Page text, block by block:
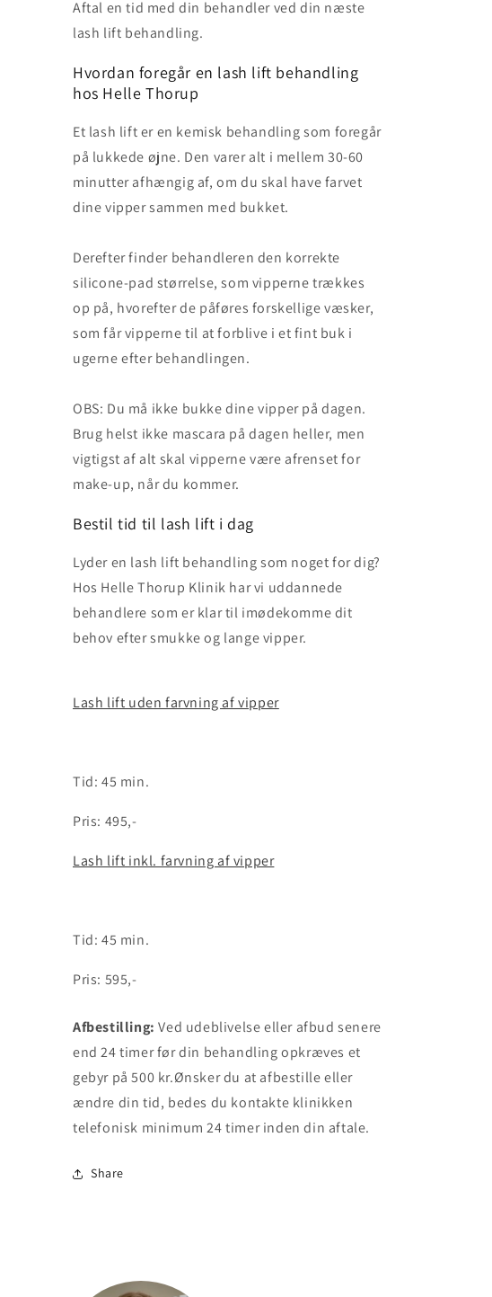
Aftal en tid med din behandler ved din næste
lash lift behandling.
Hvordan foregår en lash lift behandling
hos Helle Thorup
Et lash lift er en kemisk behandling som foregår
på lukkede øjne. Den varer alt i mellem 30-60
minutter afhængig af, om du skal have farvet
dine vipper sammen med bukket.
Derefter finder behandleren den korrekte
silicone-pad størrelse, som vipperne trækkes
op på, hvorefter de påføres forskellige væsker,
som får vipperne til at forblive i et fint buk i
ugerne efter behandlingen.
OBS: Du må ikke bukke dine vipper på dagen.
Brug helst ikke mascara på dagen heller, men
vigtigst af alt skal vipperne være afrenset for
make-up, når du kommer.
Bestil tid til lash lift i dag
Lyder en lash lift behandling som noget for dig?
Hos Helle Thorup Klinik har vi uddannede
behandlere som er klar til imødekomme dit
behov efter smukke og lange vipper.
Lash lift uden farvning af vipper
Tid: 45 min.
Pris: 495,-
Lash lift inkl. farvning af vipper
Tid: 45 min.
Pris: 595,-
Afbestilling:Ved udeblivelse eller afbud senere
end 24 timer før din behandling opkræves et
gebyr på 500 kr.Ønsker du at afbestille eller
ændre din tid, bedes du kontakte klinikken
telefonisk minimum 24 timer inden din aftale.
Share